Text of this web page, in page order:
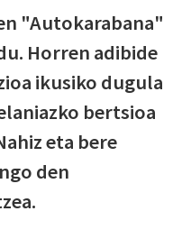
"Autokarabana"
Horren adibide
ikusiko dugula
bertsioa
eta bere
den